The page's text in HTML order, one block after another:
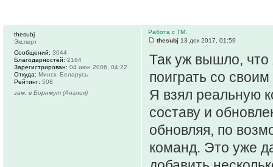
Работа с ТМ.
thesubj 13 дек 2017, 01:59
Так уж вышло,
поиграть со
Я взял реальную
составу и
обновляя, по
команд. Это уже
thesubj
Эксперт
Сообщений: 3044
Благодарностей: 2164
Зарегистрирован: 04 июн 2006, 04:22
Откуда: Минск, Беларусь
Рейтинг: 508
зам. в Борнмут (Англия)